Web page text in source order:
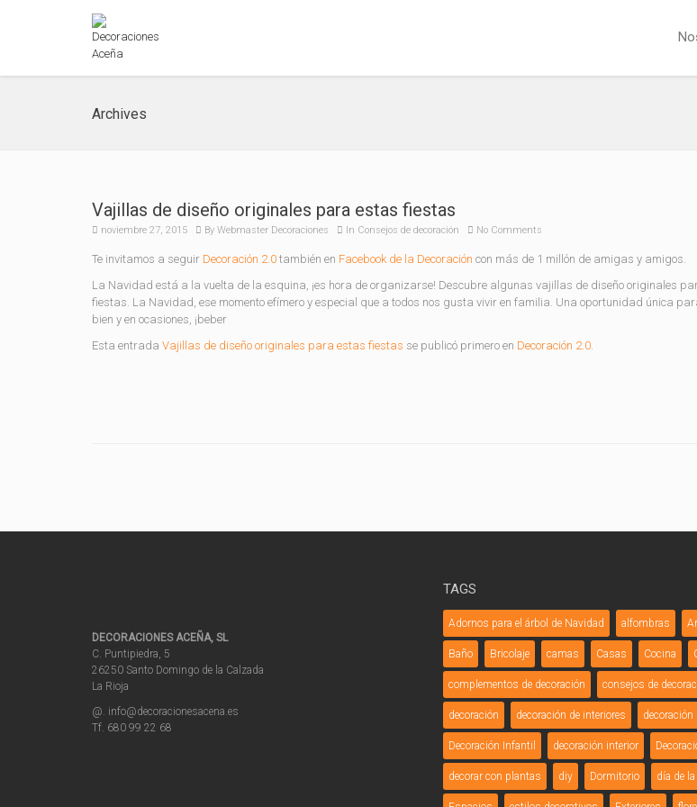
Archives
Vajillas de diseño originales para estas fiestas
noviembre 27, 2015 By Webmaster Decoraciones In Consejos de decoración No Comments
Te invitamos a seguir Decoración 2.0 también en Facebook de la Decoración con más de 1 millón de amigas y amigos.
La Navidad está a la vuelta de la esquina, ¡es hora de organizarse! Descubre algunas vajillas de diseño originales
fiestas. La Navidad, ese momento efímero y especial que a todos nos gusta vivir en familia. Una oportunidad única
bien y en ocasiones, ¡beber
Esta entrada Vajillas de diseño originales para estas fiestas se publicó primero en Decoración 2.0.
DECORACIONES ACEÑA, SL
C. Puntipiedra, 5
26250 Santo Domingo de la Calzada
La Rioja
@. info@decoracionesacena.es
Tf. 680 99 22 68
TAGS
Adornos para el árbol de Navidad alfombras
Baño Bricolaje camas Casas Cocina
complementos de decoración consejos de
decoración decoración de interiores decoración
Decoración Infantil decoración interior
decorar con plantas diy Dormitorio día de